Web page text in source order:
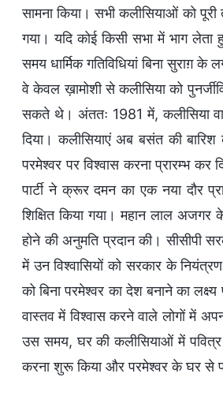
सामना किया। सभी कलीसियाओं को
गया। यदि कोई किसी सभा में भाग
समय धार्मिक गतिविधियां बिना सुराग़
वे केवल ख़ामोशी से कलीसिया को
सकते थे। अंततः 1981 में, कलीसिया
दिया। कलीसियाएं अब बसंत की
परमेश्वर पर विश्वास करना प्रारम्भ
पार्टी ने क्रूर दमन का एक नया दौर
शिक्षित किया गया। महान लाल अजगर
होने की अनुमति प्रदान की। सीसीपी
में उन विश्वासियों को सरकार के
को बिना परमेश्वर का देश बनाने का
वास्तव में विश्वास करने वाले लोगों में
उस समय, घर की कलीसियाओं में पवित्र
करना शुरू किया और परमेश्वर के घर से